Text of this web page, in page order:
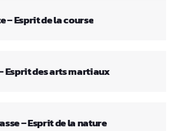
– Esprit de la course
Esprit des arts martiaux
– Esprit de la nature